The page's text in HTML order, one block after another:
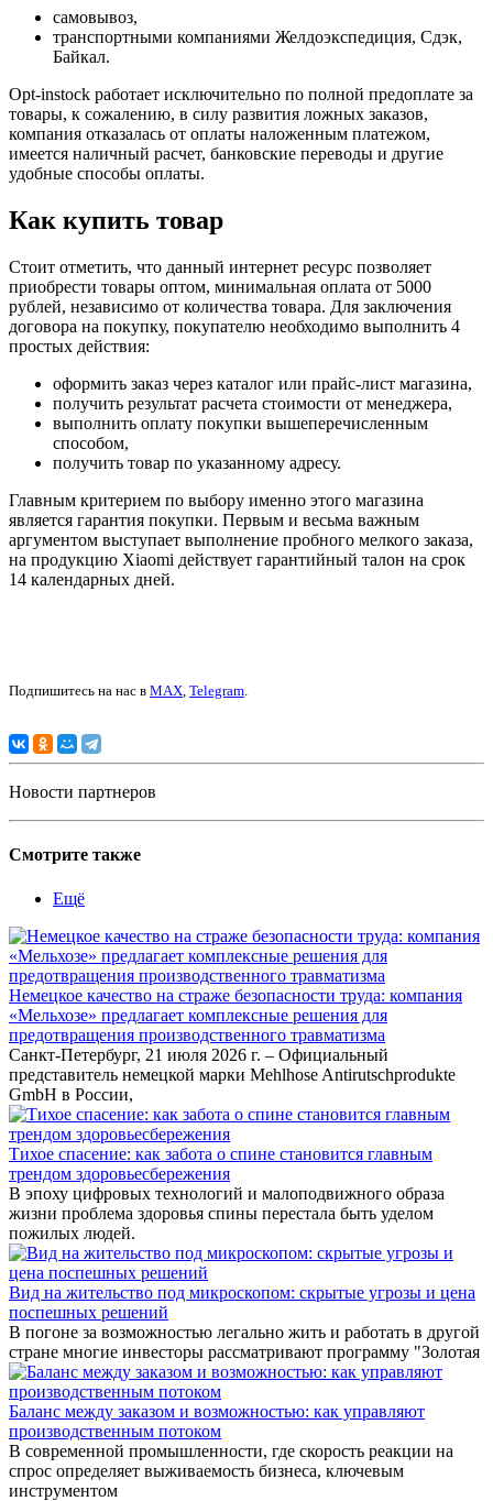
самовывоз,
транспортными компаниями Желдоэкспедиция, Сдэк,
Байкал.
Opt-instock работает исключительно по полной предоплате за
товары, к сожалению, в силу развития ложных заказов,
компания отказалась от оплаты наложенным платежом,
имеется наличный расчет, банковские переводы и другие
удобные способы оплаты.
Как купить товар
Стоит отметить, что данный интернет ресурс позволяет
приобрести товары оптом, минимальная оплата от 5000
рублей, независимо от количества товара. Для заключения
договора на покупку, покупателю необходимо выполнить 4
простых действия:
оформить заказ через каталог или прайс-лист магазина,
получить результат расчета стоимости от менеджера,
выполнить оплату покупки вышеперечисленным
способом,
получить товар по указанному адресу.
Главным критерием по выбору именно этого магазина
является гарантия покупки. Первым и весьма важным
аргументом выступает выполнение пробного мелкого заказа,
на продукцию Xiaomi действует гарантийный талон на срок
14 календарных дней.
Подпишитесь на нас в MAX, Telegram.
Новости партнеров
Смотрите также
Ещё
Немецкое качество на страже безопасности труда: компания
«Мельхозе» предлагает комплексные решения для
предотвращения производственного травматизма
Санкт-Петербург, 21 июля 2026 г. – Официальный
представитель немецкой марки Mehlhose Antirutschprodukte
GmbH в России,
Тихое спасение: как забота о спине становится главным
трендом здоровьесбережения
В эпоху цифровых технологий и малоподвижного образа
жизни проблема здоровья спины перестала быть уделом
пожилых людей.
Вид на жительство под микроскопом: скрытые угрозы и цена
поспешных решений
В погоне за возможностью легально жить и работать в другой
стране многие инвесторы рассматривают программу "Золотая
Баланс между заказом и возможностью: как управляют
производственным потоком
В современной промышленности, где скорость реакции на
спрос определяет выживаемость бизнеса, ключевым
инструментом